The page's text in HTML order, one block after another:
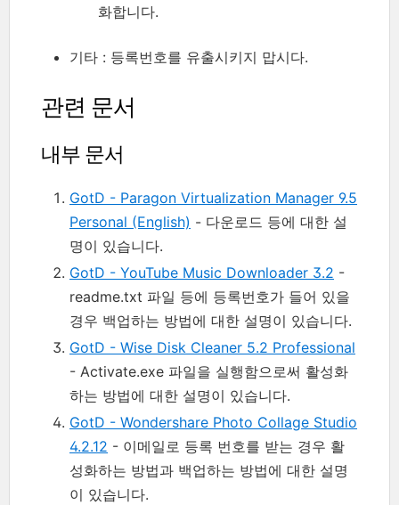
화합니다.
기타 : 등록번호를 유출시키지 맙시다.
관련 문서
내부 문서
GotD - Paragon Virtualization Manager 9.5
Personal (English) - 다운로드 등에 대한 설
명이 있습니다.
GotD - YouTube Music Downloader 3.2 -
readme.txt 파일 등에 등록번호가 들어 있을
경우 백업하는 방법에 대한 설명이 있습니다.
GotD - Wise Disk Cleaner 5.2 Professional
- Activate.exe 파일을 실행함으로써 활성화
하는 방법에 대한 설명이 있습니다.
GotD - Wondershare Photo Collage Studio
4.2.12 - 이메일로 등록 번호를 받는 경우 활
성화하는 방법과 백업하는 방법에 대한 설명
이 있습니다.